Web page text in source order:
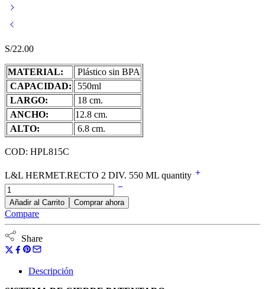
S/22.00
MATERIAL:
Plástico sin BPA
CAPACIDAD:
550ml
LARGO:
18 cm.
ANCHO:
12.8 cm.
ALTO:
6.8 cm.
COD: HPL815C
L&L HERMET.RECTO 2 DIV. 550 ML quantity
Añadir al Carrito Comprar ahora
Compare
Share
Descripción